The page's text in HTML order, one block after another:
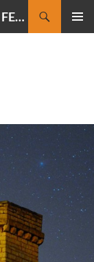
CIELMANIA : le blog de Jean-Baptiste FELDMANN, photographe du ciel